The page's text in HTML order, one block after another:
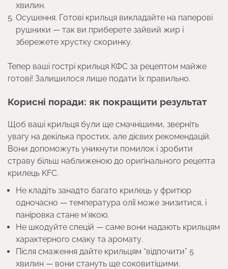
хвилин.
Осушення. Готові крильця викладайте на паперові
рушники — так ви приберете зайвий жир і
збережете хрустку скоринку.
Тепер ваші гострі крильця КФС за рецептом майже
готові! Залишилося лише подати їх правильно.
Корисні поради: як покращити результат
Щоб ваші крильця були ще смачнішими, зверніть
увагу на декілька простих, але дієвих рекомендацій.
Вони допоможуть уникнути помилок і зробити
страву більш наближеною до оригінального рецепта
крилець KFC.
Не кладіть занадто багато крилець у фритюр
одночасно — температура олії може знизитися, і
паніровка стане м’якою.
Не шкодуйте спецій — саме вони надають крильцям
характерного смаку та аромату.
Після смаження дайте крильцям “відпочити” 5
хвилин — вони стануть ще соковитішими.